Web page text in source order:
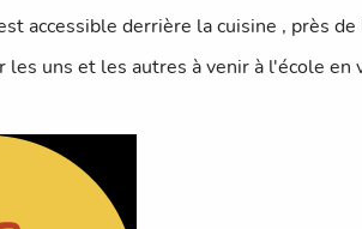
accessible derrière la cuisine , près
les uns et les autres à venir à l'école en